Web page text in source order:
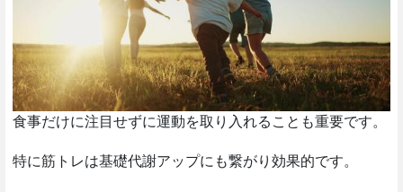
食事だけに注目せずに運動を取り入れることも重要です。
特に筋トレは基礎代謝アップにも繋がり効果的です。